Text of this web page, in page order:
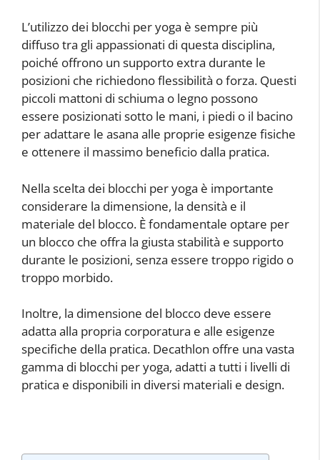
L’utilizzo dei blocchi per yoga è sempre più
diffuso tra gli appassionati di questa disciplina,
poiché offrono un supporto extra durante le
posizioni che richiedono flessibilità o forza. Questi
piccoli mattoni di schiuma o legno possono
essere posizionati sotto le mani, i piedi o il bacino
per adattare le asana alle proprie esigenze fisiche
e ottenere il massimo beneficio dalla pratica.
Nella scelta dei blocchi per yoga è importante
considerare la dimensione, la densità e il
materiale del blocco. È fondamentale optare per
un blocco che offra la giusta stabilità e supporto
durante le posizioni, senza essere troppo rigido o
troppo morbido.
Inoltre, la dimensione del blocco deve essere
adatta alla propria corporatura e alle esigenze
specifiche della pratica. Decathlon offre una vasta
gamma di blocchi per yoga, adatti a tutti i livelli di
pratica e disponibili in diversi materiali e design.